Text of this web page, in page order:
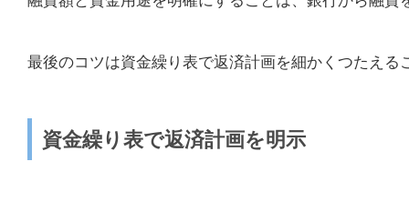
最後のコツは資金繰り表で返済計画を細かくつたえる
資金繰り表で返済計画を明示